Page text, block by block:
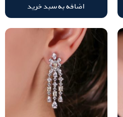
اضافه به سبد خرید